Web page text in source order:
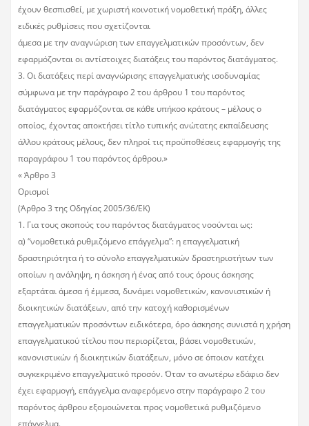
έχουν θεσπισθεί, με χωριστή κοινοτική νομοθετική πράξη, άλλες
ειδικές ρυθμίσεις που σχετίζονται
άμεσα με την αναγνώριση των επαγγελματικών προσόντων, δεν
εφαρμόζονται οι αντίστοιχες διατάξεις του παρόντος διατάγματος.
3. Οι διατάξεις περί αναγνώρισης επαγγελματικής ισοδυναμίας
σύμφωνα με την παράγραφο 2 του άρθρου 1 του παρόντος
διατάγματος εφαρμόζονται σε κάθε υπήκοο κράτους – μέλους ο
οποίος, έχοντας αποκτήσει τίτλο τυπικής ανώτατης εκπαίδευσης
άλλου κράτους μέλους, δεν πληροί τις προϋποθέσεις εφαρμογής της
παραγράφου 1 του παρόντος άρθρου.»
« Άρθρο 3
Ορισμοί
(Άρθρο 3 της Οδηγίας 2005/36/ΕΚ)
1. Για τους σκοπούς του παρόντος διατάγματος νοούνται ως:
α) “νομοθετικά ρυθμιζόμενο επάγγελμα”: η επαγγελματική
δραστηριότητα ή το σύνολο επαγγελματικών δραστηριοτήτων των
οποίων η ανάληψη, η άσκηση ή ένας από τους όρους άσκησης
εξαρτάται άμεσα ή έμμεσα, δυνάμει νομοθετικών, κανονιστικών ή
διοικητικών διατάξεων, από την κατοχή καθορισμένων
επαγγελματικών προσόντων ειδικότερα, όρο άσκησης συνιστά η χρήση
επαγγελματικού τίτλου που περιορίζεται, βάσει νομοθετικών,
κανονιστικών ή διοικητικών διατάξεων, μόνο σε όποιον κατέχει
συγκεκριμένο επαγγελματικό προσόν. Όταν το ανωτέρω εδάφιο δεν
έχει εφαρμογή, επάγγελμα αναφερόμενο στην παράγραφο 2 του
παρόντος άρθρου εξομοιώνεται προς νομοθετικά ρυθμιζόμενο